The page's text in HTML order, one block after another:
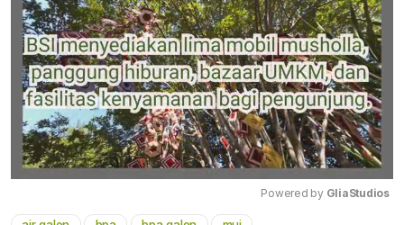
Powered by GliaStudios